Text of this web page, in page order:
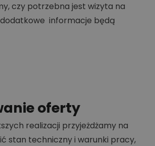
czy potrzebna jest wizyta na
dodatkowe informacje będą
oferty
realizacji przyjeżdżamy na
stan techniczny i warunki pracy,